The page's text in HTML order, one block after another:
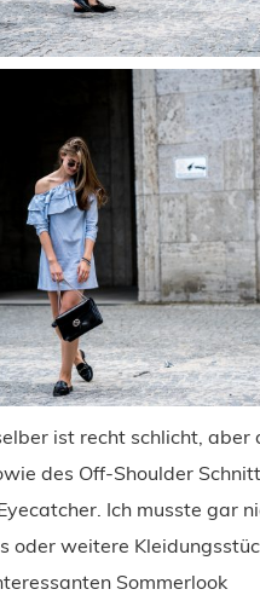
ist recht schlicht, aber
des Off-Shoulder
Ich musste gar
oder weitere
Sommerlook